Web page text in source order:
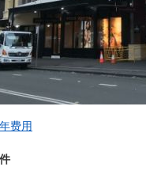
费用